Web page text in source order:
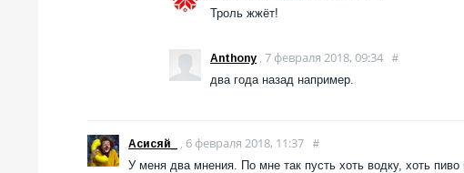
Троль жжёт!
Anthony 7 февраля 2018, 09:34 #
два года назад например.
Асисяй_ 6 февраля 2018, 11:37 #
У меня два мнения. По мне так пусть хоть водку, хоть